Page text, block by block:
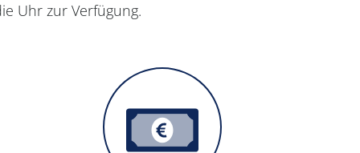
Uhr zur Verfügung.